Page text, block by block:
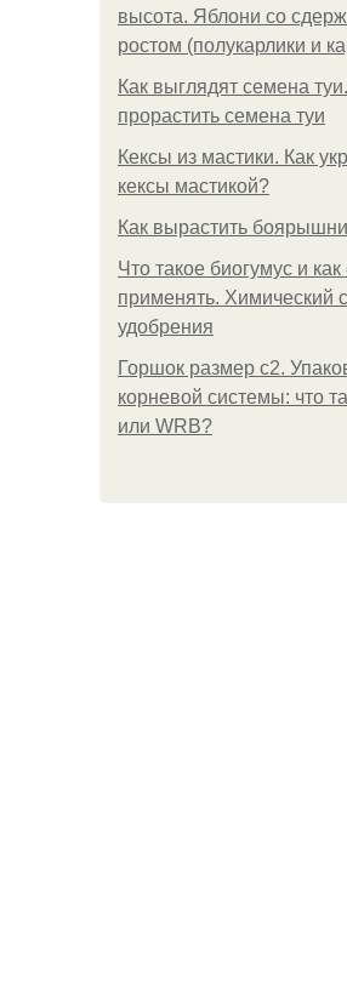
высота. Яблони со
ростом (полукарлики и
Как выглядят семена
прорастить семена туи
Кексы из мастики. Как
кексы мастикой?
Как вырастить
Что такое биогумус и как
применять. Химический
удобрения
Горшок размер с2.
корневой системы: что
или WRB?